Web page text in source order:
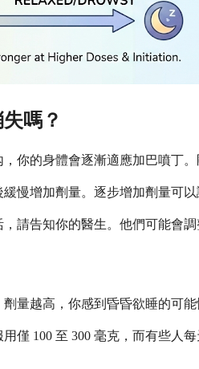
嗎？
你的身體會逐漸適應加巴噴丁
慢增加劑量。逐步增加劑量可
請告知你的醫生。他們可能會
量越高，你感到昏昏欲睡的可能
僅 100 至 300 毫克，而有些人